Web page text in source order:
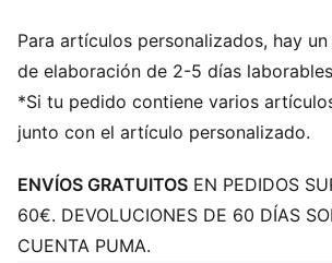
Para artículos personalizados, hay
de elaboración de 2-5 días
*Si tu pedido contiene varios
junto con el artículo personalizado.
ENVÍOS GRATUITOS EN PEDIDOS
60€. DEVOLUCIONES DE 60 DÍAS
CUENTA PUMA.